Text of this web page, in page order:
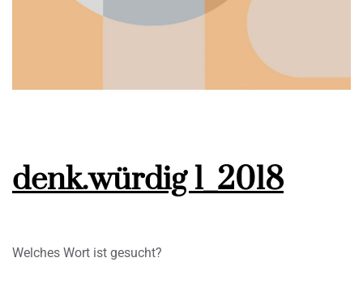
denk.würdig 1_2018
Welches Wort ist gesucht?